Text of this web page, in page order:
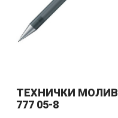
ТЕХНИЧКИ МОЛИВ
777 05-8